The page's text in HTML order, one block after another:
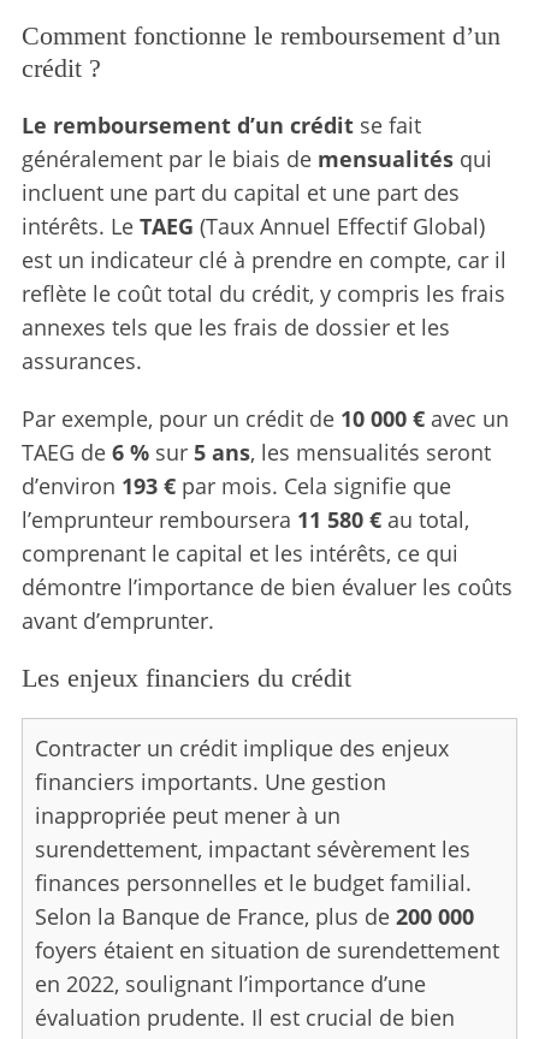
Comment fonctionne le remboursement d’un
crédit ?
Le remboursement d’un créditse fait
généralement par le biais de mensualitésqui
incluent une part du capital et une part des
intérêts. Le TAEG (Taux Annuel Effectif Global)
est un indicateur clé à prendre en compte, car il
reflète le coût total du crédit, y compris les frais
annexes tels que les frais de dossier et les
assurances.
Par exemple, pour un crédit de 10 000 €avec un
TAEG de 6 %sur 5 ans, les mensualités seront
d’environ 193 €par mois. Cela signifie que
l’emprunteur remboursera 11 580 €au total,
comprenant le capital et les intérêts, ce qui
démontre l’importance de bien évaluer les coûts
avant d’emprunter.
Les enjeux financiers du crédit
Contracter un crédit implique des enjeux
financiers importants. Une gestion
inappropriée peut mener à un
surendettement, impactant sévèrement les
finances personnelles et le budget familial.
Selon la Banque de France, plus de 200 000
foyers étaient en situation de surendettement
en 2022, soulignant l’importance d’une
évaluation prudente. Il est crucial de bien